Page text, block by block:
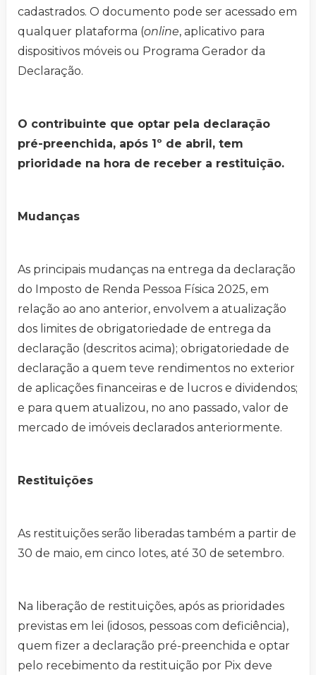
cadastrados. O documento pode ser acessado em
qualquer plataforma (online, aplicativo para
dispositivos móveis ou Programa Gerador da
Declaração.
O contribuinte que optar pela declaração
pré-preenchida, após 1º de abril, tem
prioridade na hora de receber a restituição.
Mudanças
As principais mudanças na entrega da declaração
do Imposto de Renda Pessoa Física 2025, em
relação ao ano anterior, envolvem a atualização
dos limites de obrigatoriedade de entrega da
declaração (descritos acima); obrigatoriedade de
declaração a quem teve rendimentos no exterior
de aplicações financeiras e de lucros e dividendos;
e para quem atualizou, no ano passado, valor de
mercado de imóveis declarados anteriormente.
Restituições
As restituições serão liberadas também a partir de
30 de maio, em cinco lotes, até 30 de setembro.
Na liberação de restituições, após as prioridades
previstas em lei (idosos, pessoas com deficiência),
quem fizer a declaração pré-preenchida e optar
pelo recebimento da restituição por Pix deve